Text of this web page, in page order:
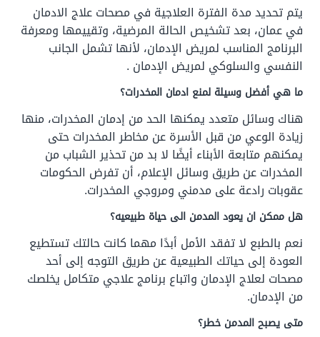
يتم تحديد مدة الفترة العلاجية في مصحات علاج الادمان
في عمان، بعد تشخيص الحالة المرضية، وتقييمها ومعرفة
البرنامج المناسب لمريض الإدمان، لأنها تشمل الجانب
النفسي والسلوكي لمريض الإدمان .
ما هي أفضل وسيلة لمنع ادمان المخدرات؟
هناك وسائل متعدد يمكنها الحد من إدمان المخدرات، منها
زيادة الوعي من قبل الأسرة عن مخاطر المخدرات حتى
يمكنهم متابعة الأبناء أيضًا لا بد من تحذير الشباب من
المخدرات عن طريق وسائل الإعلام، أن تفرض الحكومات
عقوبات رادعة على مدمني ومروجي المخدرات.
هل ممكن ان يعود المدمن الى حياة طبيعيه؟
نعم بالطبع لا تفقد الأمل أبدًا مهما كانت حالتك تستطيع
العودة إلى حياتك الطبيعية عن طريق التوجه إلى أحد
مصحات لعلاج الإدمان واتباع برنامج علاجي متكامل يخلصك
من الإدمان.
متى يصبح المدمن خطر؟